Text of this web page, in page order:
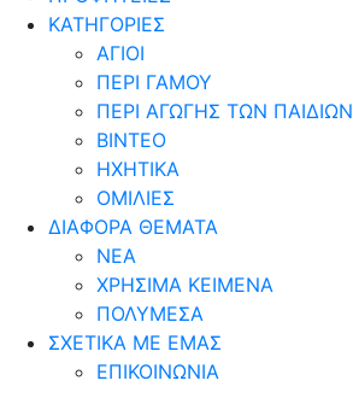
ΚΑΤΗΓΟΡΙΕΣ
ΑΓΙΟΙ
ΠΕΡΙ ΓΑΜΟΥ
ΠΕΡΙ ΑΓΩΓΗΣ ΤΩΝ ΠΑΙΔΙΩΝ
ΒΙΝΤΕΟ
ΗΧΗΤΙΚΑ
ΟΜΙΛΙΕΣ
ΔΙΑΦΟΡΑ ΘΕΜΑΤΑ
ΝΕΑ
ΧΡΗΣΙΜΑ ΚΕΙΜΕΝΑ
ΠΟΛΥΜΕΣΑ
ΣΧΕΤΙΚΑ ΜΕ ΕΜΑΣ
ΕΠΙΚΟΙΝΩΝΙΑ